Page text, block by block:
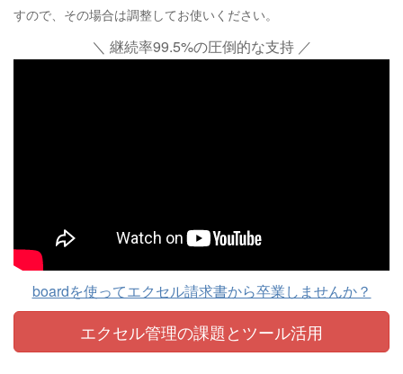
すので、その場合は調整してお使いください。
＼ 継続率99.5%の圧倒的な支持 ／
boardを使ってエクセル請求書から卒業しませんか？
エクセル管理の課題とツール活用